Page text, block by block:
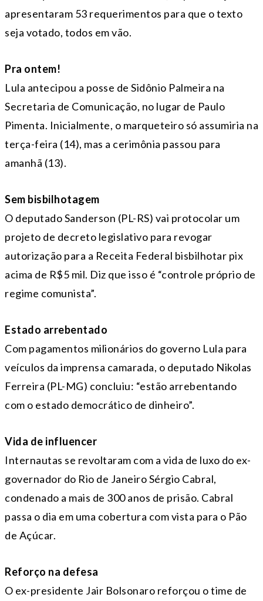
apresentaram 53 requerimentos para que o texto
seja votado, todos em vão.
Pra ontem!
Lula antecipou a posse de Sidônio Palmeira na
Secretaria de Comunicação, no lugar de Paulo
Pimenta. Inicialmente, o marqueteiro só assumiria na
terça-feira (14), mas a cerimônia passou para
amanhã (13).
Sem bisbilhotagem
O deputado Sanderson (PL-RS) vai protocolar um
projeto de decreto legislativo para revogar
autorização para a Receita Federal bisbilhotar pix
acima de R$5 mil. Diz que isso é “controle próprio de
regime comunista”.
Estado arrebentado
Com pagamentos milionários do governo Lula para
veículos da imprensa camarada, o deputado Nikolas
Ferreira (PL-MG) concluiu: “estão arrebentando
com o estado democrático de dinheiro”.
Vida de influencer
Internautas se revoltaram com a vida de luxo do ex-
governador do Rio de Janeiro Sérgio Cabral,
condenado a mais de 300 anos de prisão. Cabral
passa o dia em uma cobertura com vista para o Pão
de Açúcar.
Reforço na defesa
O ex-presidente Jair Bolsonaro reforçou o time de